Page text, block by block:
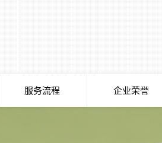
服务流程 企业荣誉